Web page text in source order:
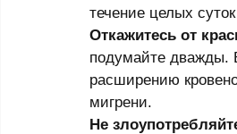
течение целых
Откажитесь от
подумайте дважды.
расширению
мигрени.
Не